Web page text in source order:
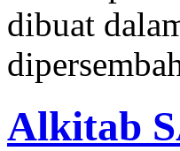
dibuat
Alkitab